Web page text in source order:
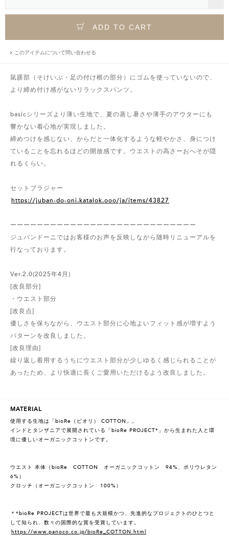
ADD TO CART
このアイテムについて問い合わせる
鼠蹊部（そけいぶ・足の付け根の部分）にゴムを使っていないので、
より締め付け感がないリラックスパンツ。
basicシリーズより薄い生地で、夏の蒸し暑さや薄手のアウターにも
響かない着心地が実現しました。
締めつけを感じない、からだと一体化するような軽やかさ、身につけ
ていることを忘れるほどの開放感です。ウエストの高さーおへそが隠
れるくらい。
セットブラジャー
https://juban-do-oni.katalok.ooo/ja/items/43827
ーーーーーーーーーーーーーーーーーーーーーーーーーーーー
ジュバンドーニではお客様のお声を反映しながら随時リニューアルを
行なっております。
Ver.2.0(2025年4月)
[改良部分]
・ウエスト部分
[改良点]
優しさを保ちながら、ウエスト部分に心地よいフィット感が増すよう
パターンを改良しました。
[改良理由]
繰り返し着用するうちにウエスト部分が少しゆるく感じられることが
あったため、より快適に長くご愛用いただけるよう改良しました。
MATERIAL
使用する生地は「bioRe（ビオリ） COTTON」。
インドとタンザニアで展開されている「bioRe PROJECT*」から生まれた人と環
境に優しいオーガニックコットンです。
ウエスト 本体（bioRe COTTON オーガニックコットン 94%、ポリウレタン
6%）
クロッチ（オーガニックコットン 100%）
＊*bioRe PROJECTは世界で最も大規模かつ、先進的なプロジェクトのひとつと
して知られ、数々の国際的な賞を受賞しています。
https://www.panoco.co.jp/bioRe_COTTON.html